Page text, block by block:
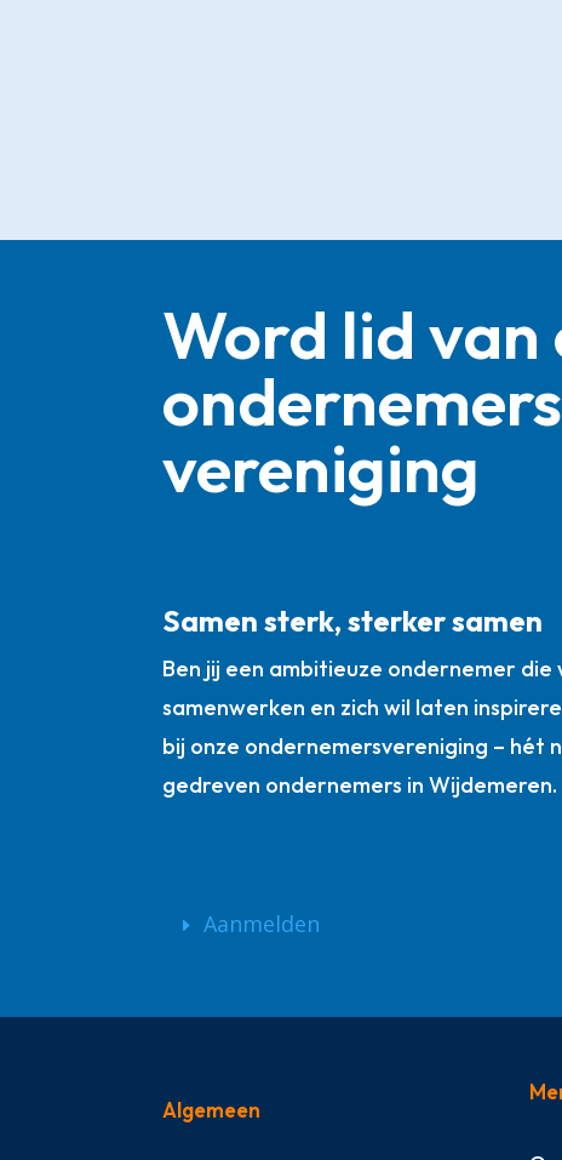
Word lid van
vereniging
Samen sterk, sterker samen
Ben jij een ambitieuze ondernemer die
samenwerken en zich wil laten
bij onze ondernemersvereniging – hét
gedreven ondernemers in Wijdemeren.
Aanmelden
Algemeen